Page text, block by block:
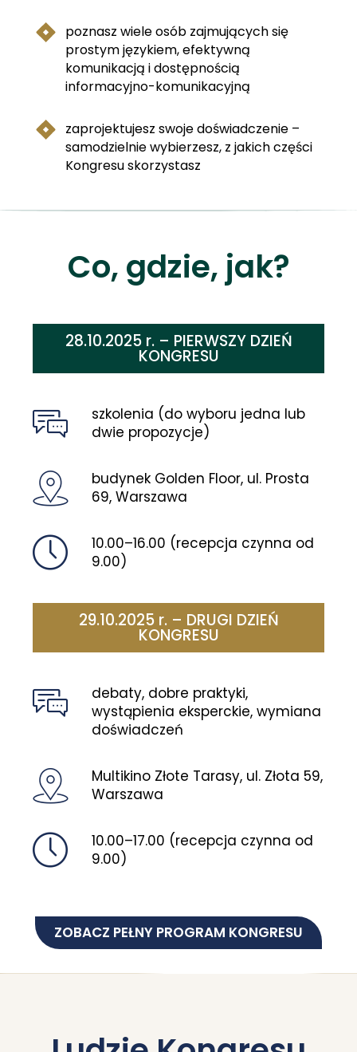
poznasz wiele osób zajmujących się
prostym językiem, efektywną
komunikacją i dostępnością
informacyjno-komunikacyjną
zaprojektujesz swoje doświadczenie –
samodzielnie wybierzesz, z jakich części
Kongresu skorzystasz
Co, gdzie, jak?
28.10.2025 r. – PIERWSZY DZIEŃ
KONGRESU
szkolenia (do wyboru jedna lub
dwie propozycje)
budynek Golden Floor, ul. Prosta
69, Warszawa
10.00–16.00 (recepcja czynna od
9.00)
29.10.2025 r. – DRUGI DZIEŃ
KONGRESU
debaty, dobre praktyki,
wystąpienia eksperckie, wymiana
doświadczeń
Multikino Złote Tarasy, ul. Złota 59,
Warszawa
10.00–17.00 (recepcja czynna od
9.00)
ZOBACZ PEŁNY PROGRAM KONGRESU